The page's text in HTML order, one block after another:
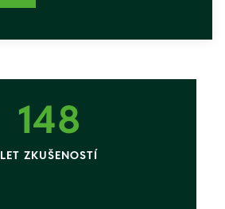
148
LET ZKUŠENOSTÍ